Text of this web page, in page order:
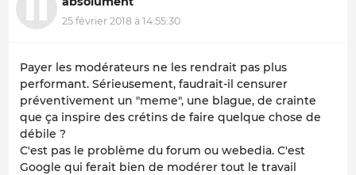
25 février 2018 à 14:55:30
Payer les modérateurs ne les rendrait pas plus
performant. Sérieusement, faudrait-il censurer
préventivement un "meme", une blague, de crainte
que ça inspire des crétins de faire quelque chose de
débile ?
C'est pas le problème du forum ou webedia. C'est
Google qui ferait bien de modérer tout le travail